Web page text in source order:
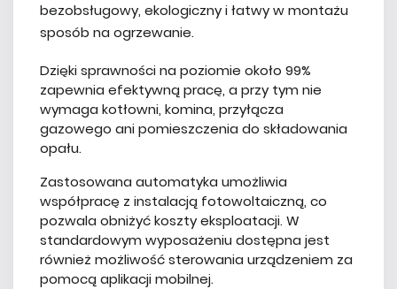
bezobsługowy, ekologiczny i łatwy w montażu
sposób na ogrzewanie.
Dzięki sprawności na poziomie około 99%
zapewnia efektywną pracę, a przy tym nie
wymaga kotłowni, komina, przyłącza
gazowego ani pomieszczenia do składowania
opału.
Zastosowana automatyka umożliwia
współpracę z instalacją fotowoltaiczną, co
pozwala obniżyć koszty eksploatacji. W
standardowym wyposażeniu dostępna jest
również możliwość sterowania urządzeniem za
pomocą aplikacji mobilnej.